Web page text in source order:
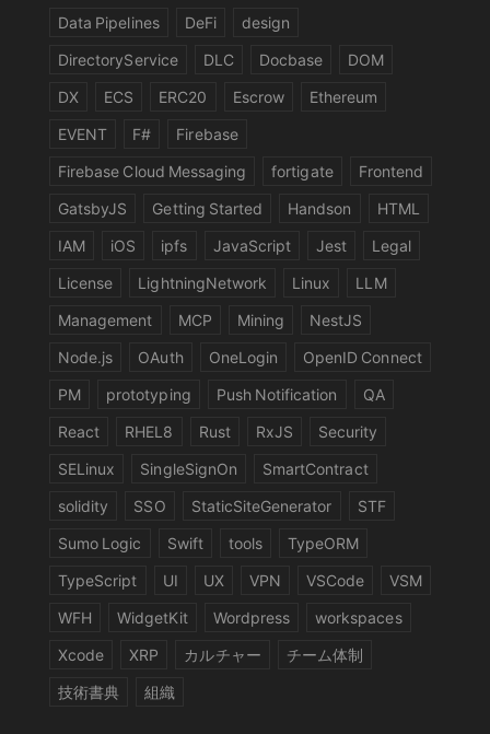
Data Pipelines
DeFi
design
DirectoryService
DLC Docbase
DOM
DX
ECS ERC20 Escrow
Ethereum
EVENT
F#
Firebase
Firebase Cloud Messaging
fortigate
Frontend
GatsbyJS
Getting Started Handson
HTML
IAM
iOS ipfs JavaScript Jest
Legal
License
LightningNetwork Linux
LLM
Management
MCP Mining
NestJS
Node.js
OAuth OneLogin
OpenID Connect
PM
prototyping Push Notification
QA
React
RHEL8 Rust RxJS
Security
SELinux
SingleSignOn
SmartContract
solidity
SSO StaticSiteGenerator
STF
Sumo Logic
Swift tools
TypeORM
TypeScript
UI UX VPN VSCode
VSM
WFH
WidgetKit Wordpress
workspaces
Xcode
XRP カルチャー
チーム体制
技術書典
組織